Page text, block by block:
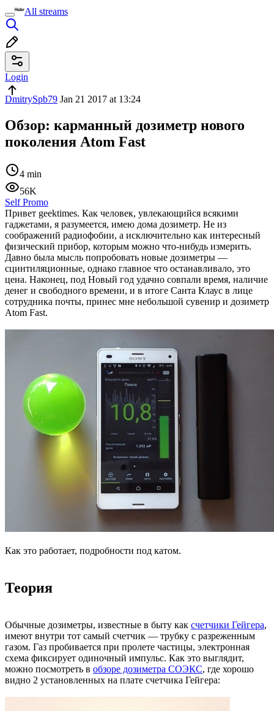
All streams
Login
DmitrySpb79 Jan 21 2017 at 13:24
Обзор: карманный дозиметр нового
поколения Atom Fast
4 min
56K
Self Promo
Привет geektimes. Как человек, увлекающийся всякими
гаджетами, я разумеется, имею дома дозиметр. Не из
соображений радиофобии, а исключительно как интересный
физический прибор, которым можно что-нибудь измерить.
Давно была мысль попробовать новые дозиметры —
сцинтиляционные, однако главное что останавливало, это
цена. Наконец, под Новый год удачно совпали время, наличие
денег и свободного времени, и в итоге Санта Клаус в лице
сотрудника почты, принес мне небольшой сувенир и дозиметр
Atom Fast.
Как это работает, подробности под катом.
Теория
Обычные дозиметры, известные в быту как счетчики Гейгера,
имеют внутри тот самый счетчик — трубку с разреженным
газом. Газ пробивается при пролете частицы, электронная
схема фиксирует одиночный импульс. Как это выглядит,
можно посмотреть в обзоре дозиметра СОЭКС, где хорошо
видно 2 установленных на плате счетчика Гейгера: